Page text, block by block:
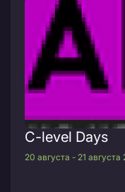
C-level Days
20 августа - 21